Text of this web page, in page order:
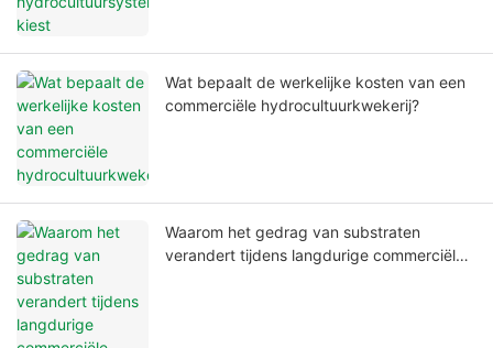
Wat bepaalt de werkelijke kosten van een
commerciële hydrocultuurkwekerij?
Waarom het gedrag van substraten
verandert tijdens langdurige commerciële